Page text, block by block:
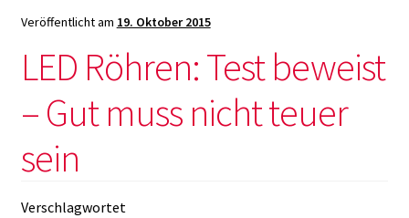
Veröffentlicht am 19. Oktober 2015
LED Röhren: Test beweist
– Gut muss nicht teuer
sein
Verschlagwortet